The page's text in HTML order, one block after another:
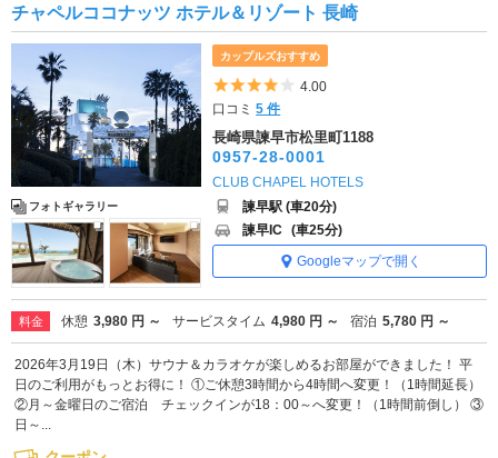
チャペルココナッツ ホテル＆リゾート 長崎
フォトギャラリー
カップルズおすすめ
5つ星のうち4
4.00
口コミ5 件
長崎県諫早市松里町1188
0957-28-0001
CLUB CHAPEL HOTELS
諫早駅 (車20分)
諫早IC (車25分)
Googleマップで開く
料金 休憩 3,980 円 ～ サービスタイム 4,980 円 ～ 宿泊 5,780 円 ～
2026年3月19日（木）サウナ＆カラオケが楽しめるお部屋ができました！ 平
日のご利用がもっとお得に！ ①ご休憩3時間から4時間へ変更！（1時間延長）
②月～金曜日のご宿泊 チェックインが18：00～へ変更！（1時間前倒し） ③
日～...